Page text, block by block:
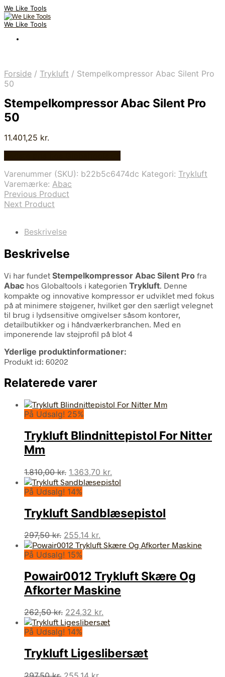
We Like Tools
We Like Tools
Forside / Trykluft / Stempelkompressor Abac Silent Pro
50
Stempelkompressor Abac Silent Pro
50
11.401,25 kr.
Varenummer (SKU): b22b5c6474dc Kategori: Trykluft
Varemærke: Abac
Previous Product
Next Product
Beskrivelse
Beskrivelse
Vi har fundet Stempelkompressor Abac Silent Pro fra
Abac hos Globaltools i kategorien Trykluft. Denne
kompakte og innovative kompressor er udviklet med fokus
på at minimere støjgener, hvilket gør den særligt velegnet
til brug i lydsensitive omgivelser såsom kontorer,
detailbutikker og i håndværkerbranchen. Med en
imponerende lav støjprofil på blot 4
Yderlige produktinformationer:
Produkt id: 60202
Relaterede varer
På Udsalg! 25%
Trykluft Blindnittepistol For Nitter
Mm
1.810,00kr. Den
oprindelige
pris
1.810,00 kr..
1.363,70 kr.
aktuelle
1.363,70 kr..
På Udsalg! 14%
Trykluft Sandblæsepistol
297,50kr. Den
oprindelige
pris
297,50 kr..
255,14 kr.
aktuelle
255,14 kr..
På Udsalg! 15%
Powair0012 Trykluft Skære Og
Afkorter Maskine
262,50kr. Den
oprindelige
pris
262,50 kr..
224,32 kr.
aktuelle
224,32 kr..
På Udsalg! 14%
Trykluft Ligeslibersæt
Den